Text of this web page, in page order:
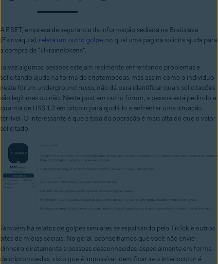
A ESET, empresa de segurança da informação sediada na Bratislava
(Eslováquia), relata um outro golpe, no qual uma página solicita ajuda para
a compra de "UkraineTokens".
Talvez algumas pessoas estejam realmente enfrentando problemas e
solicitando ajuda na forma de criptomoedas, mas assim como o indivíduo
neste fórum underground russo, não dá para identificar quais solicitações
são legítimas ou não. Neste post em outro fórum, a pessoa está pedindo a
quantia de US$ 1,2 em bitcoin para ajudá-lo a enfrentar uma situação
terrível. O interessante é que a taxa da operação é mais alta do que o valor
solicitado.
Também há relatos de golpes similares se espalhando pelo TikTok e outros
sites de mídias sociais. No geral, aconselhamos que você não envie
dinheiro diretamente a pessoas desconhecidas, especialmente em forma
de criptomoedas, visto que é impossível identificar se o interlocutor é